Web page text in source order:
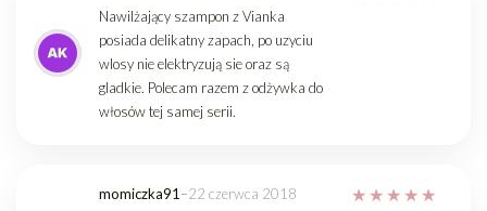
Nawilżający szampon z Vianka
posiada delikatny zapach, po uzyciu
wlosy nie elektryzują sie oraz są
gladkie. Polecam razem z odżywka do
włosów tej samej serii.
momiczka91–22 czerwca 2018